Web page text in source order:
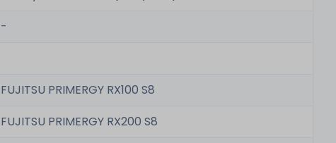
-
FUJITSU PRIMERGY RX100 S8
FUJITSU PRIMERGY RX200 S8